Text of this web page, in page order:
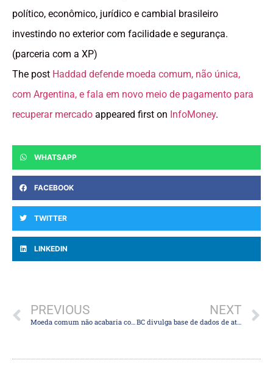
político, econômico, jurídico e cambial brasileiro
investindo no exterior com facilidade e segurança.
(parceria com a XP)
The post Haddad defende moeda comum, não única,
com Argentina, e fala em novo meio de pagamento para
recuperar mercado appeared first on InfoMoney.
WHATSAPP
FACEBOOK
TWITTER
LINKEDIN
PREVIOUS
Moeda comum não acabaria com o real e com o peso argentino; entenda
NEXT
BC divulga base de dados de atuações no câmbio desde 1999